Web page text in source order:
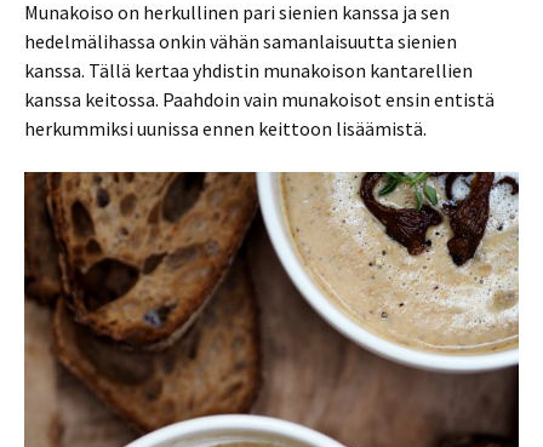
Munakoiso on herkullinen pari sienien kanssa ja sen
hedelmälihassa onkin vähän samanlaisuutta sienien
kanssa. Tällä kertaa yhdistin munakoison kantarellien
kanssa keitossa. Paahdoin vain munakoisot ensin entistä
herkummiksi uunissa ennen keittoon lisäämistä.